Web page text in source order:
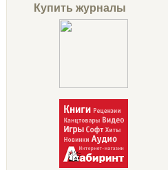
Купить журналы